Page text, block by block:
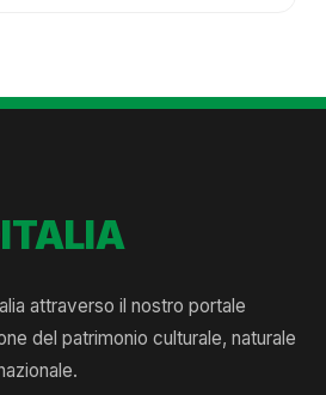
ITALIA
attraverso il nostro portale
del patrimonio culturale, naturale